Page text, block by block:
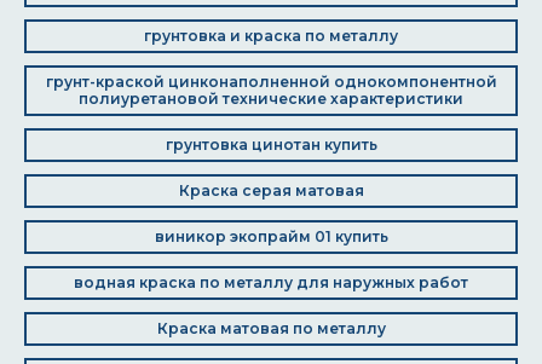
грунтовка и краска по металлу
грунт-краской цинконаполненной однокомпонентной
полиуретановой технические характеристики
грунтовка цинотан купить
Краска серая матовая
виникор экопрайм 01 купить
водная краска по металлу для наружных работ
Краска матовая по металлу